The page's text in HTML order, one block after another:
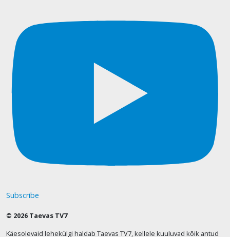
Subscribe
© 2026 Taevas TV7
Käesolevaid lehekülgi haldab Taevas TV7, kellele kuuluvad kõik antud